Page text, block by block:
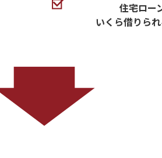
住宅ロー
いくら借りら